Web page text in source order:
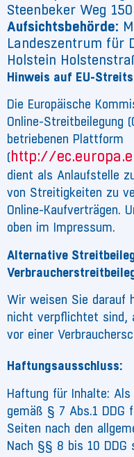
Steenbeker Weg
Aufsichtsbehörde:
Landeszentrum für
Holstein
Hinweis auf EU-
Die Europäische
Online-Streitbeilegung
betriebenen Plattform
(http://
dient als Anlaufstelle
von Streitigkeiten zu
Online-Kaufverträgen.
oben im Impressum.
Alternative
Wir weisen Sie darauf
nicht verpflichtet sind,
vor einer
Haftungsausschluss:
Haftung für Inhalte:
gemäß § 7 Abs.1 DDG
Seiten nach den
Nach §§ 8 bis 10